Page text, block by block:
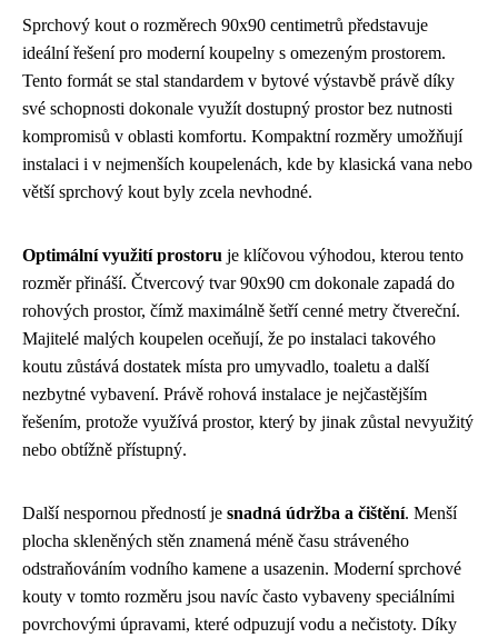
Sprchový kout o rozměrech 90x90 centimetrů představuje
ideální řešení pro moderní koupelny s omezeným prostorem.
Tento formát se stal standardem v bytové výstavbě právě díky
své schopnosti dokonale využít dostupný prostor bez nutnosti
kompromisů v oblasti komfortu. Kompaktní rozměry umožňují
instalaci i v nejmenších koupelenách, kde by klasická vana nebo
větší sprchový kout byly zcela nevhodné.
Optimální využití prostoru je klíčovou výhodou, kterou tento
rozměr přináší. Čtvercový tvar 90x90 cm dokonale zapadá do
rohových prostor, čímž maximálně šetří cenné metry čtvereční.
Majitelé malých koupelen oceňují, že po instalaci takového
koutu zůstává dostatek místa pro umyvadlo, toaletu a další
nezbytné vybavení. Právě rohová instalace je nejčastějším
řešením, protože využívá prostor, který by jinak zůstal nevyužitý
nebo obtížně přístupný.
Další nespornou předností je snadná údržba a čištění. Menší
plocha skleněných stěn znamená méně času stráveného
odstraňováním vodního kamene a usazenin. Moderní sprchové
kouty v tomto rozměru jsou navíc často vybaveny speciálními
povrchovými úpravami, které odpuzují vodu a nečistoty. Díky